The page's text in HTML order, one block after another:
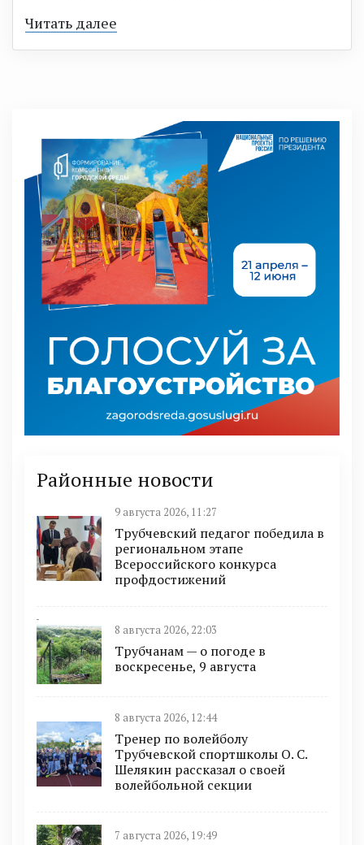
Читать далее
Районные новости
9 августа 2026, 11:27
Трубчевский педагог победила в
региональном этапе
Всероссийского конкурса
профдостижений
8 августа 2026, 22:03
Трубчанам — о погоде в
воскресенье, 9 августа
8 августа 2026, 12:44
Тренер по волейболу
Трубчевской спортшколы О. С.
Шелякин рассказал о своей
волейбольной секции
7 августа 2026, 19:49